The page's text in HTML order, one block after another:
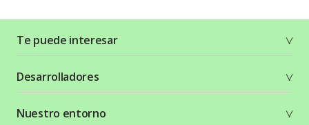
Te puede interesar
Planes y tarifas
Crea tu cuenta
Seguridad
Desarrolladores
Recursos gráficos
Nuestro entorno